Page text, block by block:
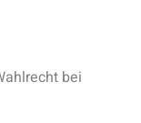
bei